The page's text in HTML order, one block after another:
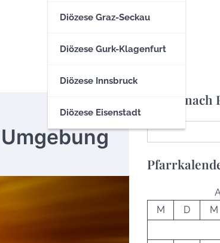
Diözese Graz-Seckau
Diözese Gurk-Klagenfurt
Diözese Innsbruck
Diözese Eisenstadt
Suche
Suchen
M
D M